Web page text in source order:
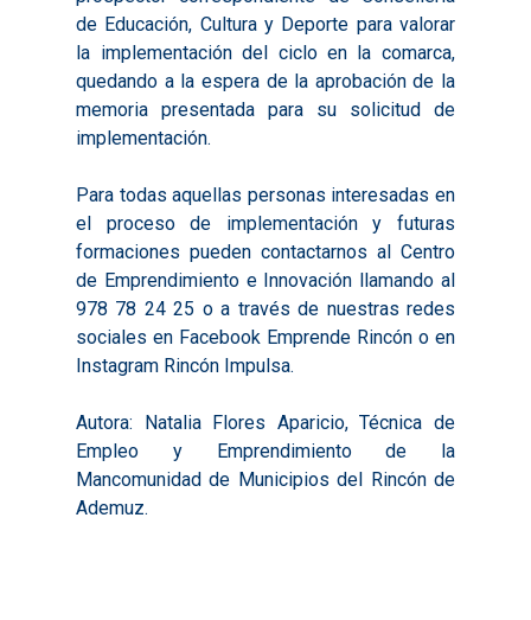
de Educación, Cultura y Deporte para valorar
la implementación del ciclo en la comarca,
quedando a la espera de la aprobación de la
memoria presentada para su solicitud de
implementación.
Para todas aquellas personas interesadas en
el proceso de implementación y futuras
formaciones pueden contactarnos al Centro
de Emprendimiento e Innovación llamando al
978 78 24 25 o a través de nuestras redes
sociales en Facebook Emprende Rincón o en
Instagram Rincón Impulsa.
Autora: Natalia Flores Aparicio, Técnica de
Empleo y Emprendimiento de la
Mancomunidad de Municipios del Rincón de
Ademuz.